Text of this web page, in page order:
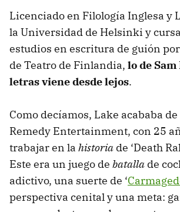
Licenciado en Filología Inglesa y
la Universidad de Helsinki y
estudios en escritura de guión
de Teatro de Finlandia, lo de
letras viene desde lejos.
Como decíamos, Lake acababa
Remedy Entertainment, con 25
trabajar en la historia de ‘Death
Este era un juego de batalla de
adictivo, una suerte de ‘
perspectiva cenital y una meta: